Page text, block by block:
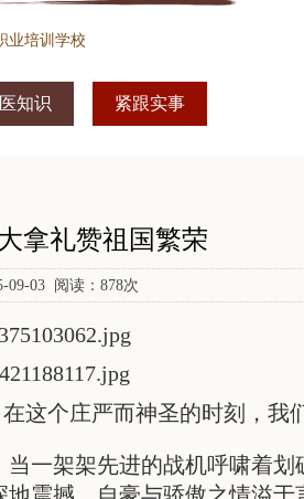
业培训学校
知识 紧跟实事
拿礼赞祖国繁荣
09-03 阅读：878次
这个庄严而神圣的时刻，我
一架架先进的战机呼啸着